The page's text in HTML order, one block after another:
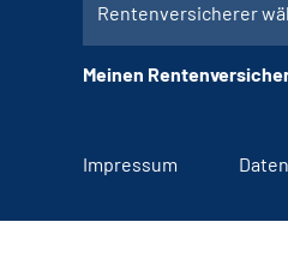
Rentenversicherer
Meinen
Impressum